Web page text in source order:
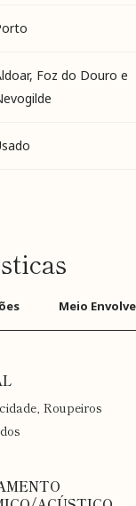
Foz do Douro e
Meio
Roupeiros